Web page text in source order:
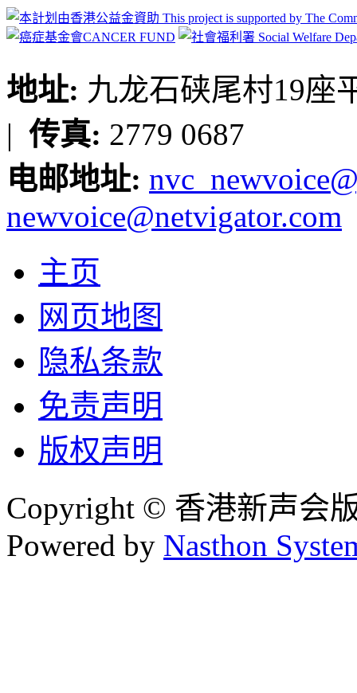
地址: 九龙石硖尾村19座
| 传真: 2779 0687
电邮地址:
newvoice@netvigator.com
主页
网页地图
隐私条款
免责声明
版权声明
Copyright © 香港新声会
Powered by Nasthon